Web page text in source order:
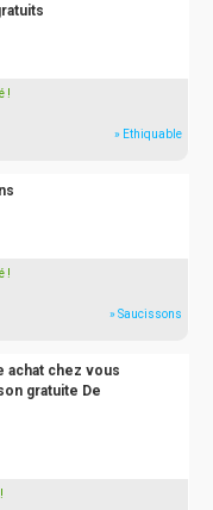
!
» Ethiquable
!
» Saucissons
achat chez vous
gratuite De